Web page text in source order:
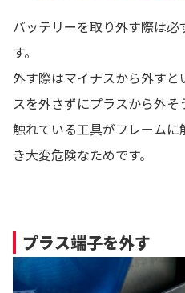
バッテリーを取り外す際は
す。
外す際はマイナスから外す
スを外さずにプラスから外
触れている工具がフレーム
き大変危険なためです。
プラス端子を外す